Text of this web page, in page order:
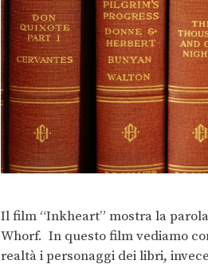
Il film “Inkheart” mostra la
Whorf. In questo film vediamo
realtà i personaggi dei libri,